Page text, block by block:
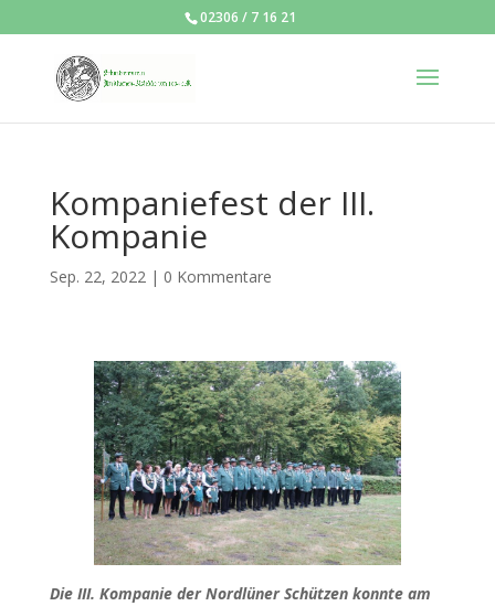
02306 / 7 16 21
Kompaniefest der III.
Kompanie
Sep. 22, 2022| 0 Kommentare
Die III. Kompanie der Nordlüner Schützen konnte am